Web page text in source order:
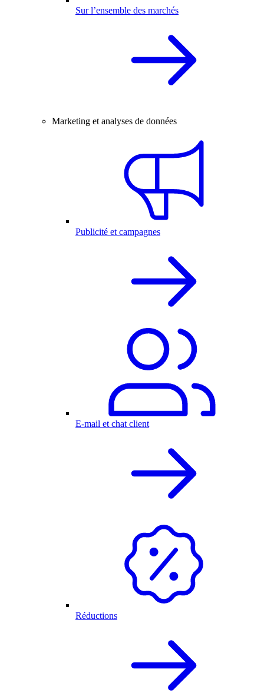
Sur l’ensemble des marchés
Marketing et analyses de données
Publicité et campagnes
E-mail et chat client
Réductions